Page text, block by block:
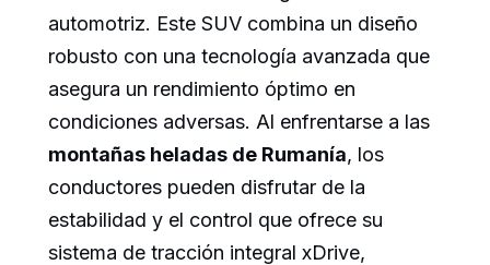
automotriz. Este SUV combina un diseño
robusto con una tecnología avanzada que
asegura un rendimiento óptimo en
condiciones adversas. Al enfrentarse a las
montañas heladas de Rumanía, los
conductores pueden disfrutar de la
estabilidad y el control que ofrece su
sistema de tracción integral xDrive,